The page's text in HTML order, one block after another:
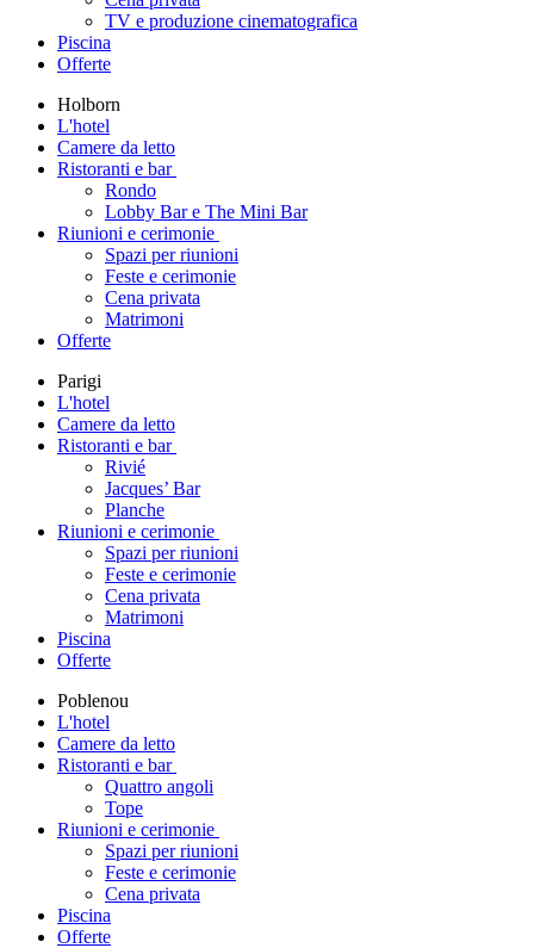
TV e produzione cinematografica
Piscina
Offerte
Holborn
L'hotel
Camere da letto
Ristoranti e bar
Rondo
Lobby Bar e The Mini Bar
Riunioni e cerimonie
Spazi per riunioni
Feste e cerimonie
Cena privata
Matrimoni
Offerte
Parigi
L'hotel
Camere da letto
Ristoranti e bar
Rivié
Jacques’ Bar
Planche
Riunioni e cerimonie
Spazi per riunioni
Feste e cerimonie
Cena privata
Matrimoni
Piscina
Offerte
Poblenou
L'hotel
Camere da letto
Ristoranti e bar
Quattro angoli
Tope
Riunioni e cerimonie
Spazi per riunioni
Feste e cerimonie
Cena privata
Piscina
Offerte